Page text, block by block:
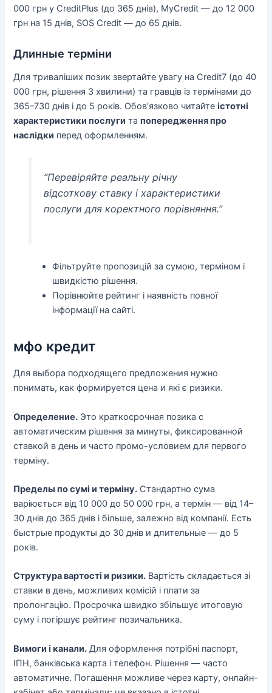
000 грн у CreditPlus (до 365 днів), MyCredit — до 12 000
грн на 15 днів, SOS Credit — до 65 днів.
Длинные терміни
Для триваліших позик звертайте увагу на Credit7 (до 40
000 грн, рішення 3 хвилини) та гравців із термінами до
365–730 днів і до 5 років. Обов’язково читайтеістотні
характеристики послуги тапопередження про
наслідки перед оформленням.
“Перевіряйте реальну річну
відсоткову ставку і характеристики
послуги для коректного порівняння.”
Фільтруйте пропозицій за сумою, терміном і
швидкістю рішення.
Порівнюйте рейтинг і наявність повної
інформації на сайті.
мфо кредит
Для выбора подходящего предложения нужно
понимать, как формируется цена и які є ризики.
Определение. Это краткосрочная позика с
автоматическим рішення за минуты, фиксированной
ставкой в день и часто промо-условием для первого
терміну.
Пределы по сумі и терміну. Стандартно сума
варіюється від 10 000 до 50 000 грн, а термін — від 14–
30 днів до 365 днів і більше, залежно від компанії. Есть
быстрые продукты до 30 днів и длительные — до 5
років.
Структура вартості и ризики. Вартість складається зі
ставки в день, можливих комісій і плати за
пролонгацію. Просрочка швидко збільшує итоговую
суму і погіршує рейтинг позичальника.
Вимоги і канали. Для оформлення потрібні паспорт,
ІПН, банківська карта і телефон. Рішення — часто
автоматичне. Погашення можливе через карту, онлайн-